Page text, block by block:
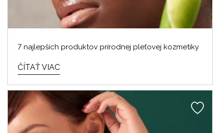
7 najlepších produktov prírodnej pleťovej kozmetiky
ČÍTAŤ VIAC